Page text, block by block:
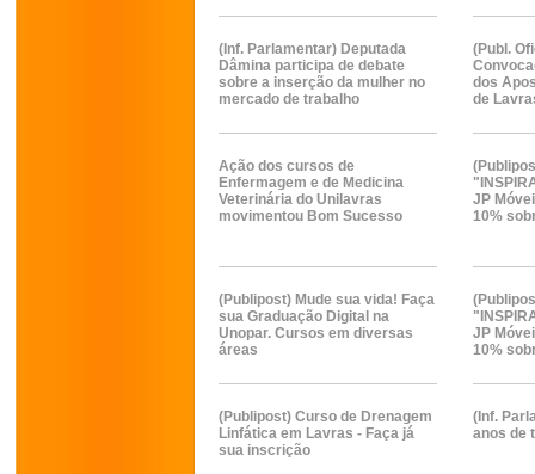
(Inf. Parlamentar) Deputada
Dâmina participa de debate
sobre a inserção da mulher no
mercado de trabalho
(Publ.
dos
de
Ação dos cursos de
Enfermagem e de Medicina
Veterinária do Unilavras
movimentou Bom Sucesso
JP
10%
(Publipost) Mude sua vida! Faça
sua Graduação Digital na
Unopar. Cursos em diversas
áreas
JP
10%
(Publipost) Curso de Drenagem
Linfática em Lavras - Faça já
sua inscrição
(Inf.
anos de